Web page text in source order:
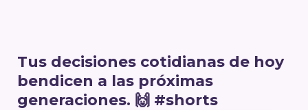
Tus decisiones cotidianas de hoy
bendicen a las próximas
generaciones. 🙌 #shorts